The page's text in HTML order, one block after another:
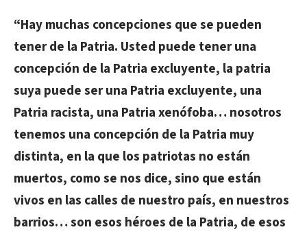
“Hay muchas concepciones que se pueden
tener de la Patria. Usted puede tener una
concepción de la Patria excluyente, la patria
suya puede ser una Patria excluyente, una
Patria racista, una Patria xenófoba… nosotros
tenemos una concepción de la Patria muy
distinta, en la que los patriotas no están
muertos, como se nos dice, sino que están
vivos en las calles de nuestro país, en nuestros
barrios… son esos héroes de la Patria, de esos